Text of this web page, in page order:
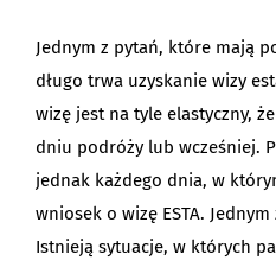
Jednym z pytań, które mają
długo trwa uzyskanie wizy
wizę jest na tyle elastyczny,
dniu podróży lub wcześniej.
jednak każdego dnia, w
wniosek o wizę ESTA.
Istnieją sytuacje, w których